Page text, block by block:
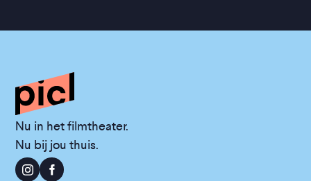
Nu in het filmtheater.
Nu bij jou thuis.